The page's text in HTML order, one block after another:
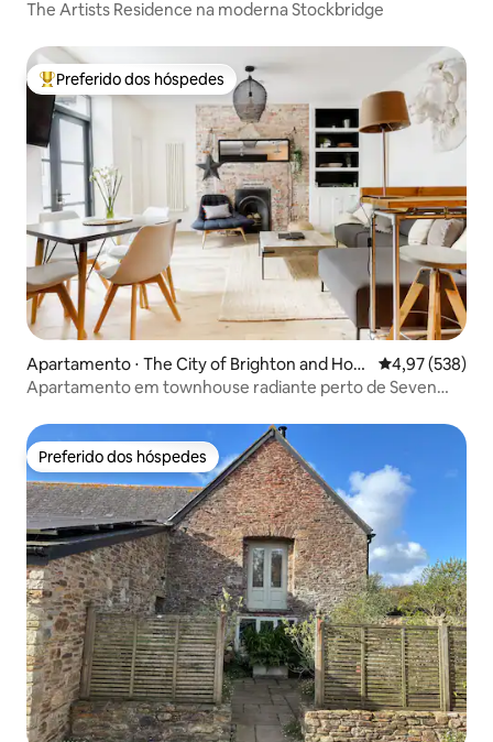
The Artists Residence na moderna Stockbridge
Entre os melhores preferidos dos hóspedes
Preferido dos hóspedes
Apartamento ⋅ The City of Brighton and Hov
e
4,97 de uma
4,97 (538)
Apartamento em townhouse radiante perto de Seven
Preferido dos hóspedes
Preferido dos hóspedes